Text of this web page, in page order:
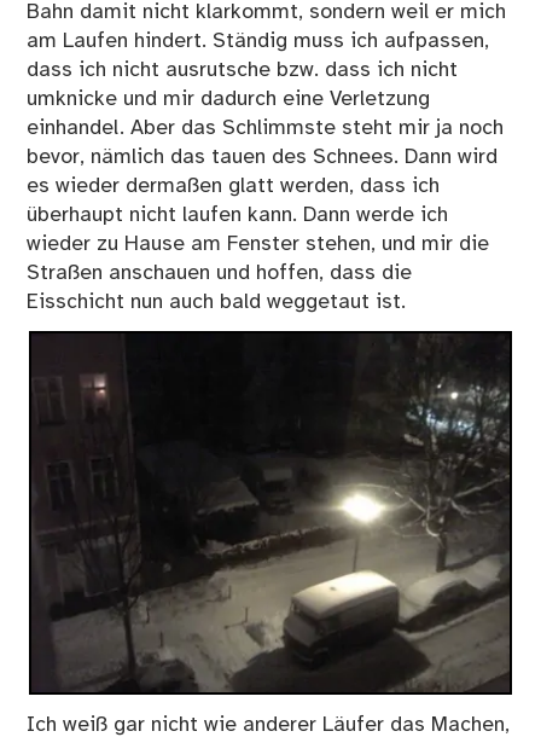
Bahn damit nicht klarkommt, sondern weil er mich
am Laufen hindert. Ständig muss ich aufpassen,
dass ich nicht ausrutsche bzw. dass ich nicht
umknicke und mir dadurch eine Verletzung
einhandel. Aber das Schlimmste steht mir ja noch
bevor, nämlich das tauen des Schnees. Dann wird
es wieder dermaßen glatt werden, dass ich
überhaupt nicht laufen kann. Dann werde ich
wieder zu Hause am Fenster stehen, und mir die
Straßen anschauen und hoffen, dass die
Eisschicht nun auch bald weggetaut ist.
Ich weiß gar nicht wie anderer Läufer das Machen,